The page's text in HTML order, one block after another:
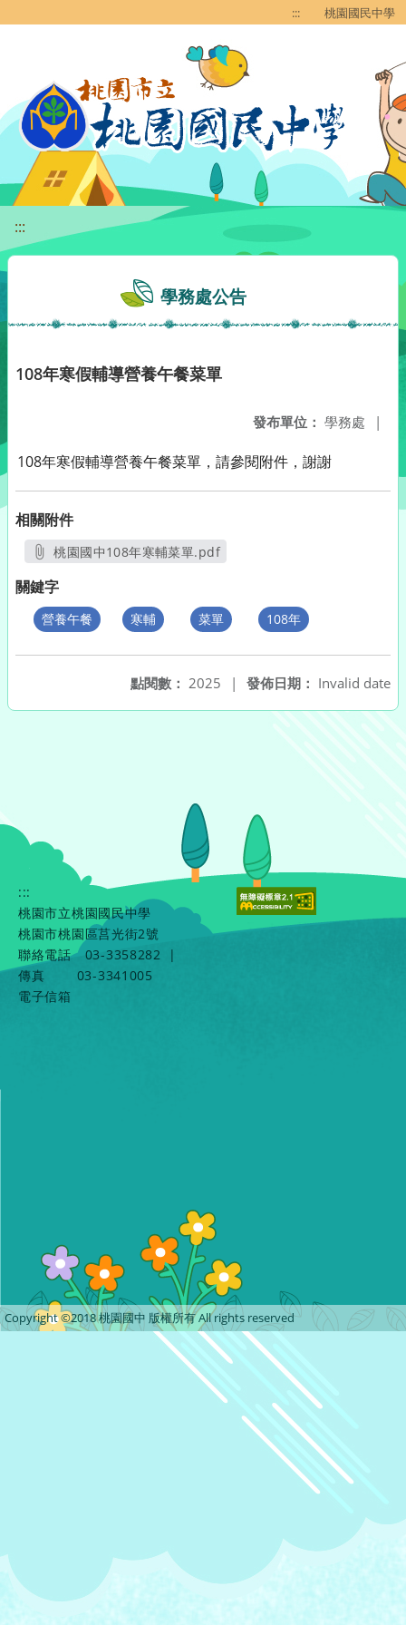
::: 桃園國民中學
:::
學務處公告
108年寒假輔導營養午餐菜單
發布單位： 學務處 |
108年寒假輔導營養午餐菜單，請參閱附件，謝謝
相關附件
桃園國中108年寒輔菜單.pdf
關鍵字
營養午餐 寒輔 菜單 108年
發佈日期： Invalid date
點閱數： 2025 |
:::
桃園市立桃園國民中學
桃園市桃園區莒光街2號
聯絡電話
03-3358282
|
傳真
03-3341005
電子信箱
Copyright ©2018 桃園國中 版權所有 All rights reserved